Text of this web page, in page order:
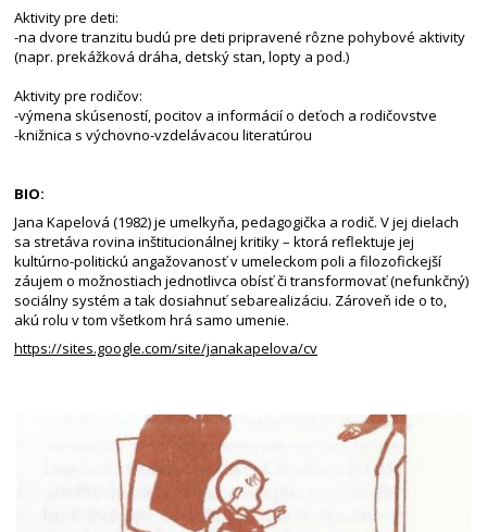
Aktivity pre deti:
-na dvore tranzitu budú pre deti pripravené rôzne pohybové aktivity
(napr. prekážková dráha, detský stan, lopty a pod.)
Aktivity pre rodičov:
-výmena skúseností, pocitov a informácií o deťoch a rodičovstve
-knižnica s výchovno-vzdelávacou literatúrou
BIO:
Jana Kapelová (1982) je umelkyňa, pedagogička a rodič. V jej dielach
sa stretáva rovina inštitucionálnej kritiky – ktorá reflektuje jej
kultúrno-politickú angažovanosť v umeleckom poli a filozofickejší
záujem o možnostiach jednotlivca obísť či transformovať (nefunkčný)
sociálny systém a tak dosiahnuť sebarealizáciu. Zároveň ide o to,
akú rolu v tom všetkom hrá samo umenie.
https://sites.google.com/site/janakapelova/cv